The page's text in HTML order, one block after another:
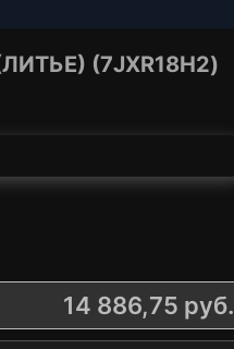
(7JXR18H2)
14 886,75 руб.